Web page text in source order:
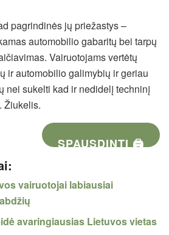
pagrindinės jų priežastys –
automobilio gabaritų bei tarpų
Vairuotojams vertėtų
ir automobilio galimybių ir geriau
nei sukelti kad ir nedidelį techninį
Žiukelis.
SPAUSDINTI 🖨
vairuotojai labiausiai
avaringiausias Lietuvos vietas